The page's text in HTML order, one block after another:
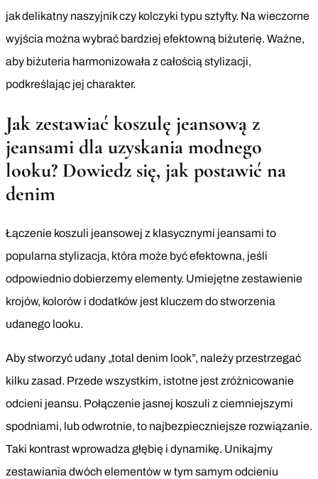
jak delikatny naszyjnik czy kolczyki typu sztyfty. Na wieczorne
wyjścia można wybrać bardziej efektowną biżuterię. Ważne,
aby biżuteria harmonizowała z całością stylizacji,
podkreślając jej charakter.
Jak zestawiać koszulę jeansową z
jeansami dla uzyskania modnego
looku? Dowiedz się, jak postawić na
denim
Łączenie koszuli jeansowej z klasycznymi jeansami to
popularna stylizacja, która może być efektowna, jeśli
odpowiednio dobierzemy elementy. Umiejętne zestawienie
krojów, kolorów i dodatków jest kluczem do stworzenia
udanego looku.
Aby stworzyć udany „total denim look”, należy przestrzegać
kilku zasad. Przede wszystkim, istotne jest zróżnicowanie
odcieni jeansu. Połączenie jasnej koszuli z ciemniejszymi
spodniami, lub odwrotnie, to najbezpieczniejsze rozwiązanie.
Taki kontrast wprowadza głębię i dynamikę. Unikajmy
zestawiania dwóch elementów w tym samym odcieniu